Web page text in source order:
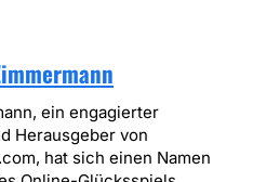
ein engagierter
Herausgeber von
hat sich einen Namen